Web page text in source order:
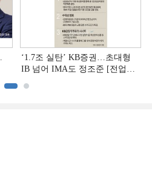
‘1.7조 실탄’ KB증권…초대형
IB 넘어 IMA도 정조준 [전업계